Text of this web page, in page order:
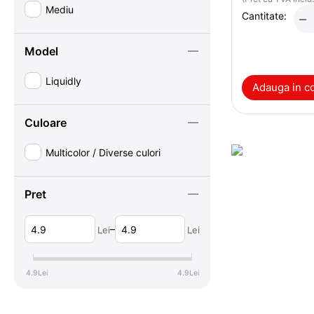
Cantitate: −
Adauga in
Mediu
Model
Liquidly
Culoare
Multicolor / Diverse culori
Pret
Lei– Lei
4.9Lei 4.9Lei